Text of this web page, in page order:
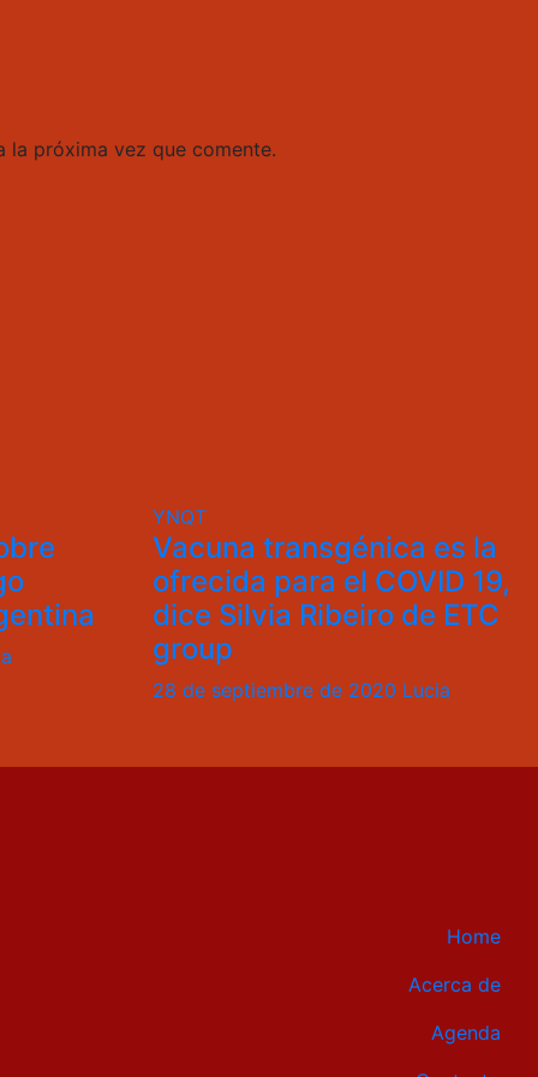
la próxima vez que comente.
YNQT
Vacuna transgénica es la
ofrecida para el COVID 19,
dice Silvia Ribeiro de ETC
group
28 de septiembre de 2020 Lucia
Home
Acerca de
Agenda